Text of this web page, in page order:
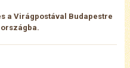
aVirágpostával Budapestre